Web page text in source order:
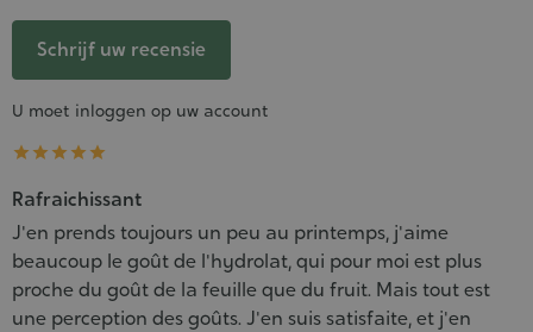
Schrijf uw recensie
U moet inloggen op uw account
    
Rafraichissant
J'en prends toujours un peu au printemps, j'aime
beaucoup le goût de l'hydrolat, qui pour moi est plus
proche du goût de la feuille que du fruit. Mais tout est
une perception des goûts. J'en suis satisfaite, et j'en